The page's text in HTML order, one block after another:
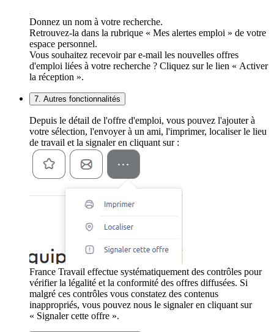
Donnez un nom à votre recherche.
Retrouvez-la dans la rubrique « Mes alertes emploi » de votre
espace personnel.
Vous souhaitez recevoir par e-mail les nouvelles offres
d'emploi liées à votre recherche ? Cliquez sur le lien « Activer
la réception ».
7. Autres fonctionnalités
Depuis le détail de l'offre d'emploi, vous pouvez l'ajouter à
votre sélection, l'envoyer à un ami, l'imprimer, localiser le lieu
de travail et la signaler en cliquant sur :
France Travail effectue systématiquement des contrôles pour
vérifier la légalité et la conformité des offres diffusées. Si
malgré ces contrôles vous constatez des contenus
inappropriés, vous pouvez nous le signaler en cliquant sur
« Signaler cette offre ».